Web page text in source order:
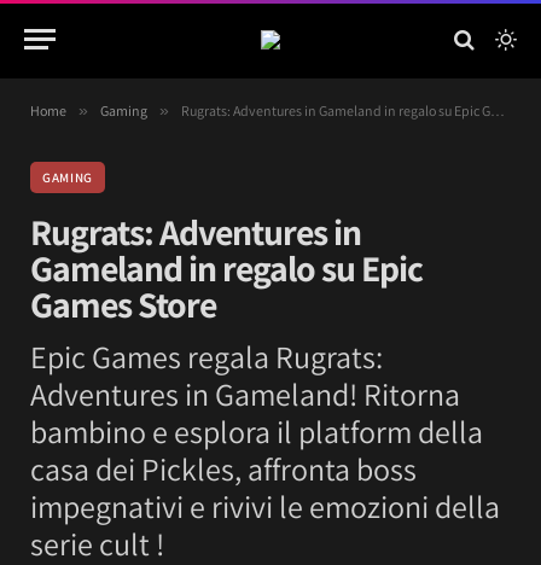
Home » Gaming » Rugrats: Adventures in Gameland in regalo su Epic Games Store
GAMING
Rugrats: Adventures in
Gameland in regalo su Epic
Games Store
Epic Games regala Rugrats:
Adventures in Gameland! Ritorna
bambino e esplora il platform della
casa dei Pickles, affronta boss
impegnativi e rivivi le emozioni della
serie cult !